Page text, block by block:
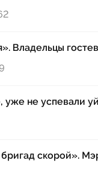
Владельцы
уже не успевали
скорой».